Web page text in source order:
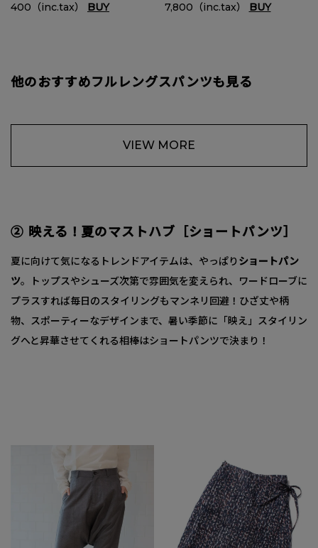
400（inc.tax） BUY
7,800（inc.tax） BUY
他のおすすめフルレングスパンツも見る
VIEW MORE
② 映える！夏のマストハブ［ショートパンツ］
夏に向けて気になるトレンドアイテムは、やっぱりショートパン
ツ。トップスやシューズ次第で雰囲気を変えられ、ワードローブに
プラスすれば毎日のスタイリングもマンネリ回避！ひざ丈や柄
物、スポーティーなデザインまで、暑い季節に「映え」スタイリン
グへと昇華させてくれる相棒はショートパンツで決まり！